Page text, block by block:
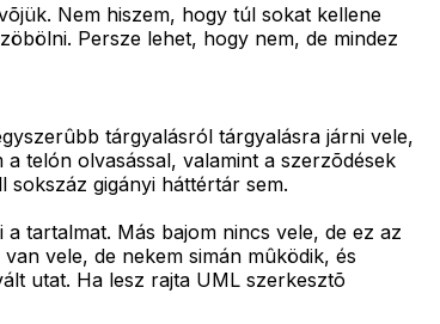
Nem hiszem, hogy túl sokat kellene
Persze lehet, hogy nem, de mindez
tárgyalásról tárgyalásra járni vele,
telón olvasással, valamint a szerzõdések
gigányi háttértár sem.
tartalmat. Más bajom nincs vele, de ez az
vele, de nekem simán mûködik, és
utat. Ha lesz rajta UML szerkesztõ